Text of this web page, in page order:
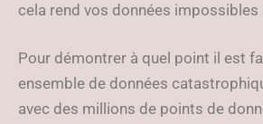
cela rend vos données impossibles
Pour démontrer à quel point il est
ensemble de données
avec des millions de points de